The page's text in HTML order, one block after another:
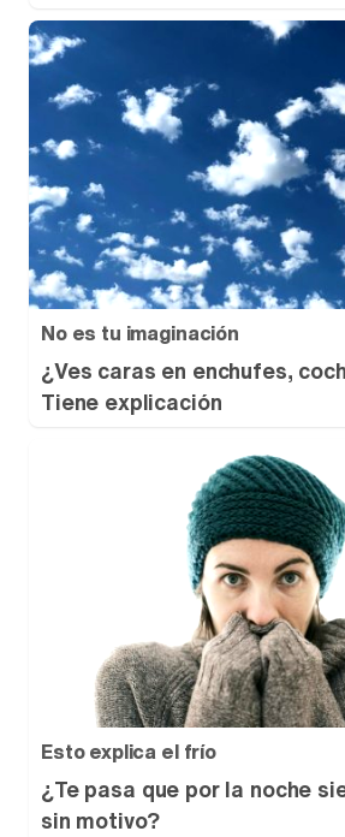
No es tu imaginación
¿Ves caras en enchufes,
Tiene explicación
Esto explica el frío
¿Te pasa que por la noche
sin motivo?